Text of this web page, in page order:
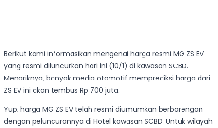
Berikut kami informasikan mengenai harga resmi MG ZS EV
yang resmi diluncurkan hari ini (10/1) di kawasan SCBD.
Menariknya, banyak media otomotif memprediksi harga dari
ZS EV ini akan tembus Rp 700 juta.
Yup, harga MG ZS EV telah resmi diumumkan berbarengan
dengan peluncurannya di Hotel kawasan SCBD. Untuk wilayah